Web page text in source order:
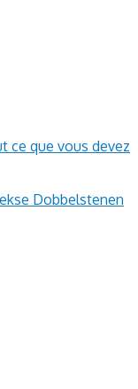
ce que vous devez
Dobbelstenen